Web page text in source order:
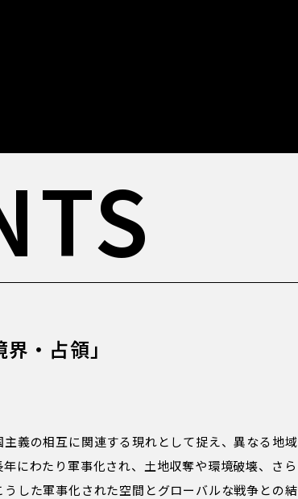
・占領」
義の相互に関連する現れとして捉え、異なる地域
にわたり軍事化され、土地収奪や環境破壊、さら
した軍事化された空間とグローバルな戦争との結